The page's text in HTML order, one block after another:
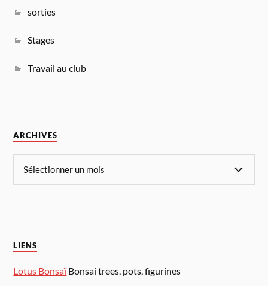
sorties
Stages
Travail au club
ARCHIVES
LIENS
Lotus BonsaïBonsai trees, pots, figurines